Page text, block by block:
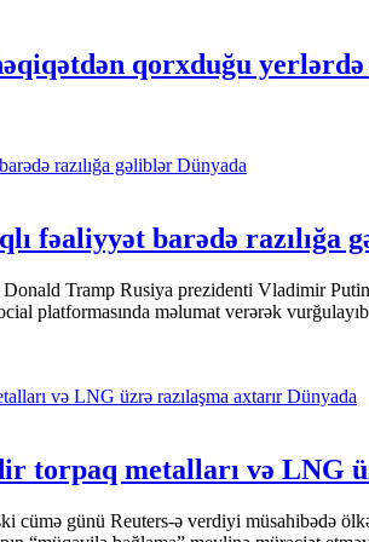
qorxduğu yerlərdə
Dünyada
fəaliyyət barədə razılığa
Tramp Rusiya prezidenti Vladimir
platformasında məlumat verərək
Dünyada
torpaq metalları və LNG
günü Reuters-ə verdiyi müsahibədə